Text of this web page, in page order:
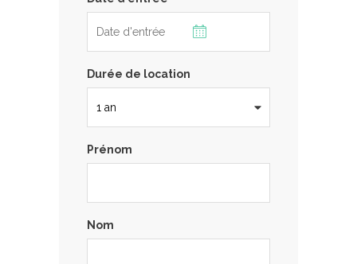
Durée de location
Prénom
Nom